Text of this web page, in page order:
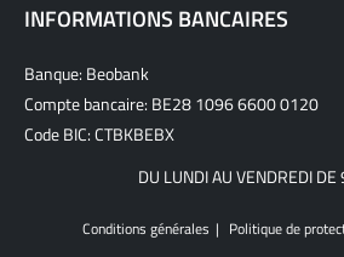
INFORMATIONS BANCAIRES
Banque: Beobank
Compte bancaire: BE28 1096 6600 0120
Code BIC: CTBKBEBX
DU LUNDI AU VENDREDI
Conditions générales
Politique de